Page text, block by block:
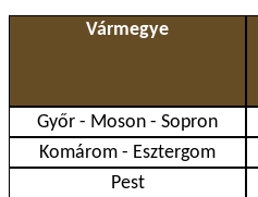
Vármegye
Győr - Moson - Sopron
Komárom - Esztergom
Pest